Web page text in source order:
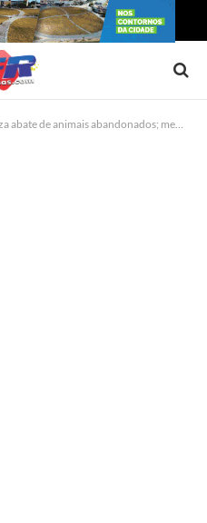
medida é justificada por número crescente de casos